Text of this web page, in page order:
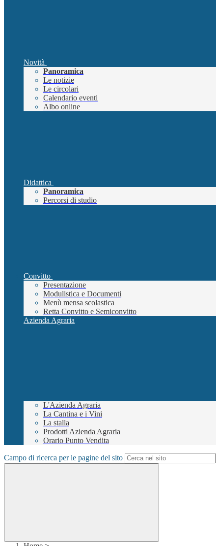
Novità
Panoramica
Le notizie
Le circolari
Calendario eventi
Albo online
Didattica
Panoramica
Percorsi di studio
Convitto
Presentazione
Modulistica e Documenti
Menù mensa scolastica
Retta Convitto e Semiconvitto
Azienda Agraria
L'Azienda Agraria
La Cantina e i Vini
La stalla
Prodotti Azienda Agraria
Orario Punto Vendita
Campo di ricerca per le pagine del sito